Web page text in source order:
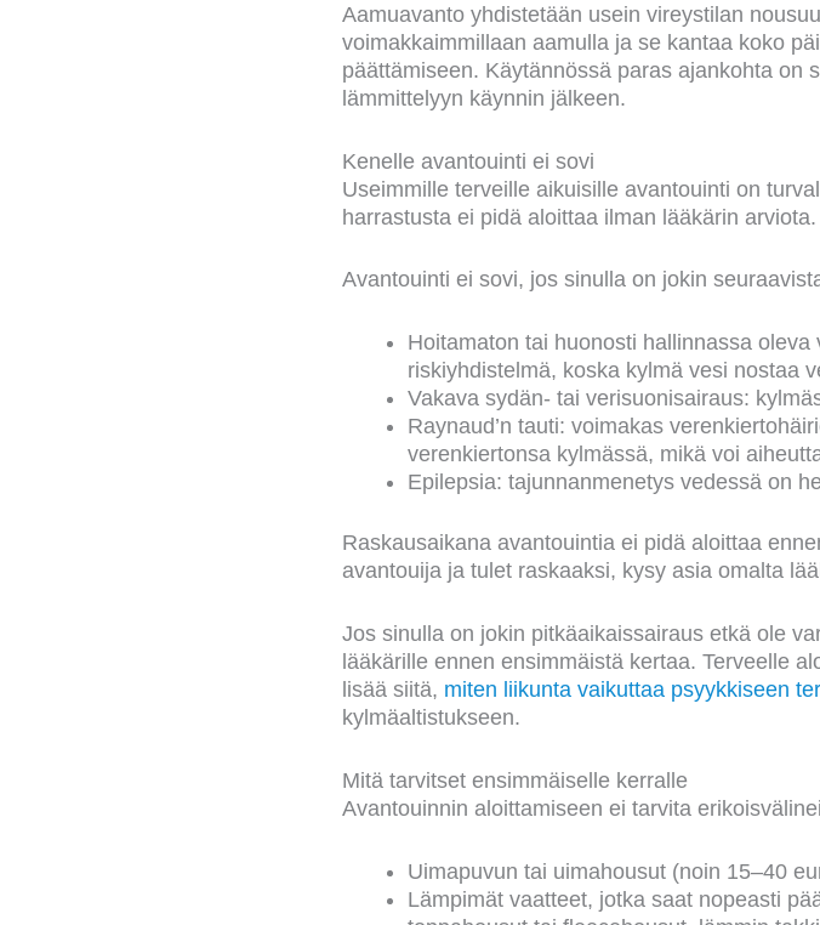
Aamuavanto yhdistetään usein vireystilan
voimakkaimmillaan aamulla ja se kantaa koko
päättämiseen. Käytännössä paras ajankohta on
lämmittelyyn käynnin jälkeen.
Kenelle avantouinti ei sovi
Useimmille terveille aikuisille avantouinti on
harrastusta ei pidä aloittaa ilman lääkärin arviota.
Avantouinti ei sovi, jos sinulla on jokin
Hoitamaton tai huonosti hallinnassa
riskiyhdistelmä, koska kylmä vesi nostaa
Vakava sydän- tai verisuonisairaus:
Raynaud’n tauti: voimakas
verenkiertonsa kylmässä, mikä voi
Epilepsia: tajunnanmenetys vedessä on
Raskausaikana avantouintia ei pidä aloittaa
avantouija ja tulet raskaaksi, kysy asia omalta
Jos sinulla on jokin pitkäaikaissairaus etkä ole
lääkärille ennen ensimmäistä kertaa. Terveelle
lisää siitä, miten liikunta vaikuttaa psyykkiseen
kylmäaltistukseen.
Mitä tarvitset ensimmäiselle kerralle
Avantouinnin aloittamiseen ei tarvita
Uimapuvun tai uimahousut (noin 15–40
Lämpimät vaatteet, jotka saat nopeasti